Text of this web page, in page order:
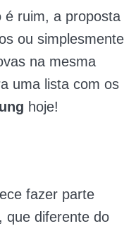
é ruim, a proposta
ou simplesmente
na mesma
uma lista com os
hoje!
fazer parte
, que diferente do